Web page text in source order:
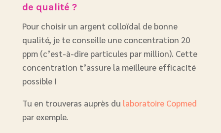
de qualité ?
Pour choisir un argent colloïdal de bonne
qualité, je te conseille une concentration 20
ppm (c’est-à-dire particules par million). Cette
concentration t’assure la meilleure efficacité
possible !
Tu en trouveras auprès du laboratoire Copmed
par exemple.